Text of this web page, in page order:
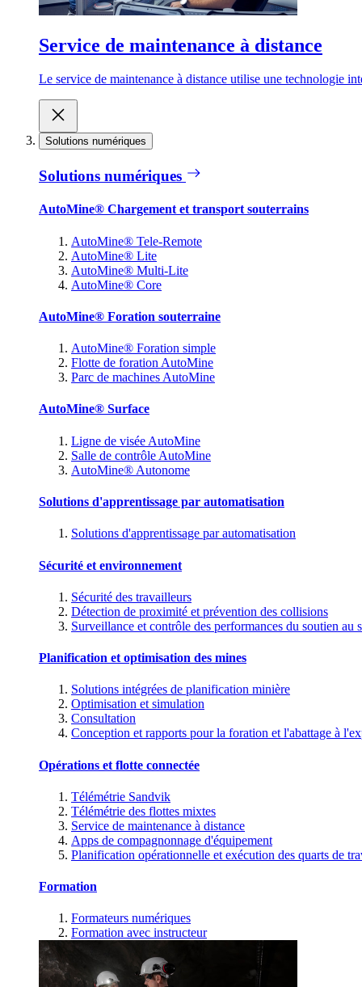
Service de maintenance à distance
Le service de maintenance à distance utilise une technologie
Solutions numériques
Solutions numériques
AutoMine® Chargement et transport souterrains
AutoMine® Tele-Remote
AutoMine® Lite
AutoMine® Multi-Lite
AutoMine® Core
AutoMine® Foration souterraine
AutoMine® Foration simple
Flotte de foration AutoMine
Parc de machines AutoMine
AutoMine® Surface
Ligne de visée AutoMine
Salle de contrôle AutoMine
AutoMine® Autonome
Solutions d'apprentissage par automatisation
Solutions d'apprentissage par automatisation
Sécurité et environnement
Sécurité des travailleurs
Détection de proximité et prévention des collisions
Surveillance et contrôle des performances du soutien au
Planification et optimisation des mines
Solutions intégrées de planification minière
Optimisation et simulation
Consultation
Conception et rapports pour la foration et l'abattage à
Opérations et flotte connectée
Télémétrie Sandvik
Télémétrie des flottes mixtes
Service de maintenance à distance
Apps de compagnonnage d'équipement
Planification opérationnelle et exécution des quarts de
Formation
Formateurs numériques
Formation avec instructeur